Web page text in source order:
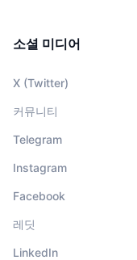
소셜 미디어
X (Twitter)
커뮤니티
Telegram
Instagram
Facebook
레딧
LinkedIn